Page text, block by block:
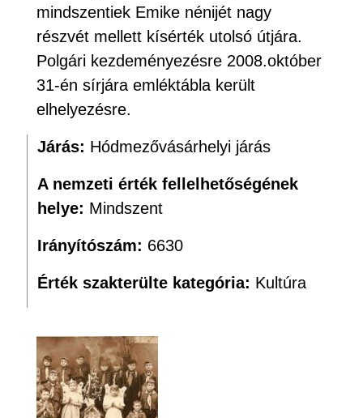
mindszentiek Emike nénijét nagy
részvét mellett kísérték utolsó útjára.
Polgári kezdeményezésre 2008.október
31-én sírjára emléktábla került
elhelyezésre.
Járás: Hódmezővásárhelyi járás
A nemzeti érték fellelhetőségének
helye: Mindszent
Irányítószám: 6630
Érték szakterülte kategória: Kultúra